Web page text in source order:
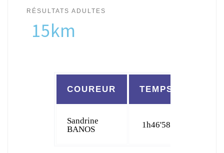
RÉSULTATS ADULTES
15km
COUREUR TEMPS
Sandrine
BANOS
1h46'58